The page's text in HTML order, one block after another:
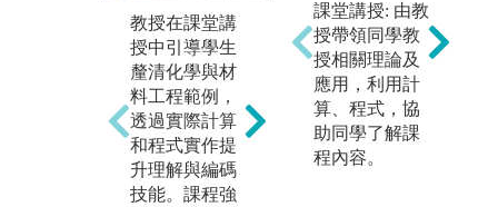
教授在課堂講
授中引導學生
釐清化學與材
料工程範例，
透過實際計算
和程式實作提
升理解與編碼
技能。課程強
企業參訪及企
業實習:
1.本系於每學
期都會固定舉
辦3場企業參訪
課堂講授: 由教
授帶領同學教
授相關理論及
應用，利用計
算、程式，協
助同學了解課
程內容。